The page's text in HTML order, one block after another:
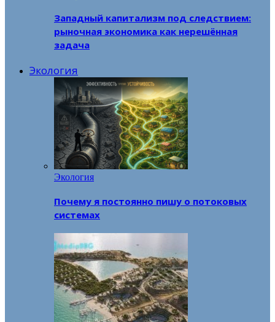
Западный капитализм под следствием:
рыночная экономика как нерешённая
задача
Экология
Экология
Почему я постоянно пишу о потоковых
системах